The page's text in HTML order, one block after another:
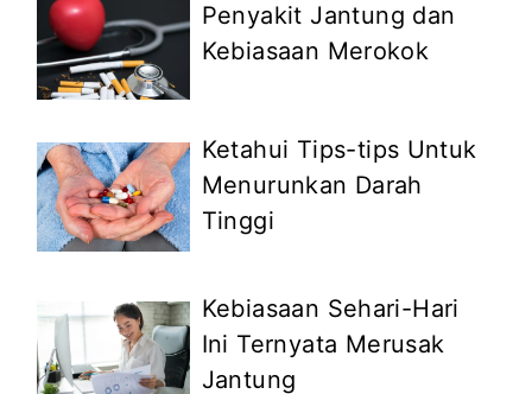
Penyakit Jantung dan
Kebiasaan Merokok
Ketahui Tips-tips Untuk
Menurunkan Darah
Tinggi
Kebiasaan Sehari-Hari
Ini Ternyata Merusak
Jantung